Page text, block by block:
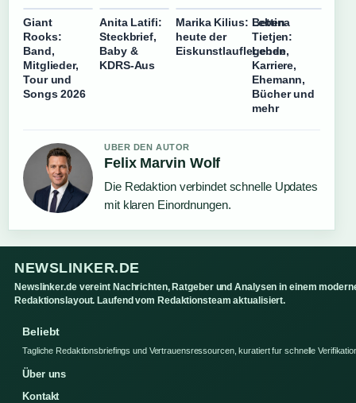
Giant
Rooks:
Band,
Mitglieder,
Tour und
Songs 2026
Anita Latifi:
Steckbrief,
Baby &
KDRS-Aus
Marika Kilius: Leben
heute der
Eiskunstlauflegende
Bettina
Tietjen:
Leben,
Karriere,
Ehemann,
Bücher und
mehr
UBER DEN AUTOR
Felix Marvin Wolf
Die Redaktion verbindet schnelle Updates
mit klaren Einordnungen.
NEWSLINKER.DE
Newslinker.de vereint Nachrichten, Ratgeber und Analysen in einem
Redaktionslayout. Laufend vom Redaktionsteam aktualisiert.
Beliebt
Tagliche Redaktionsbriefings und Vertrauensressourcen, kuratiert fur schnelle
Über uns
Kontakt